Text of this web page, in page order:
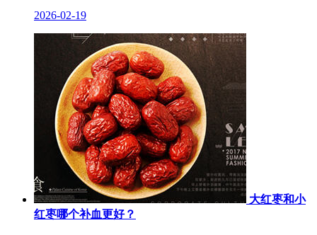
2026-02-19
大红枣和小
红枣哪个补血更好？